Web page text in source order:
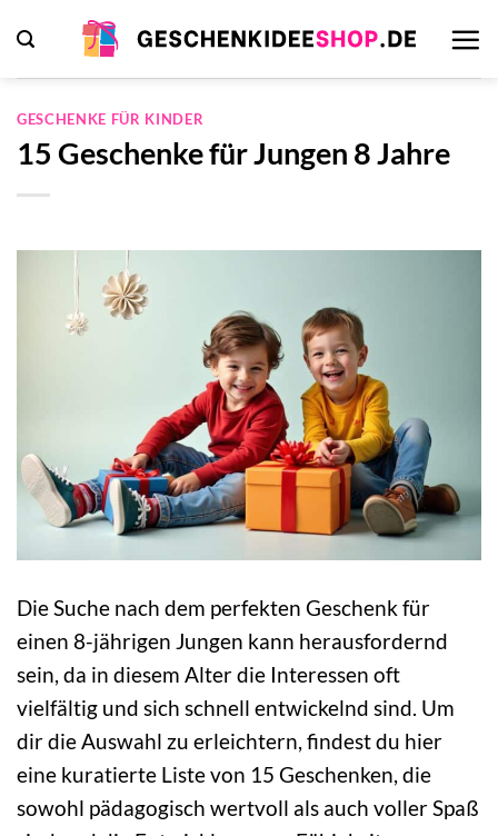
Inhalt
springen
GESCHENKE FÜR KINDER
15 Geschenke für Jungen 8 Jahre
Die Suche nach dem perfekten Geschenk für
einen 8-jährigen Jungen kann herausfordernd
sein, da in diesem Alter die Interessen oft
vielfältig und sich schnell entwickelnd sind. Um
dir die Auswahl zu erleichtern, findest du hier
eine kuratierte Liste von 15 Geschenken, die
sowohl pädagogisch wertvoll als auch voller Spaß